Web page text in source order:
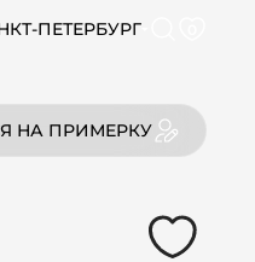
ПЕТЕРБУРГ
НА ПРИМЕРКУ